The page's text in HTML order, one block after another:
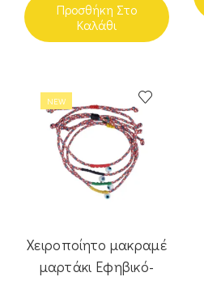
Προσθήκη Στο
Καλάθι
NEW
Χειροποίητο μακραμέ
μαρτάκι Εφηβικό-